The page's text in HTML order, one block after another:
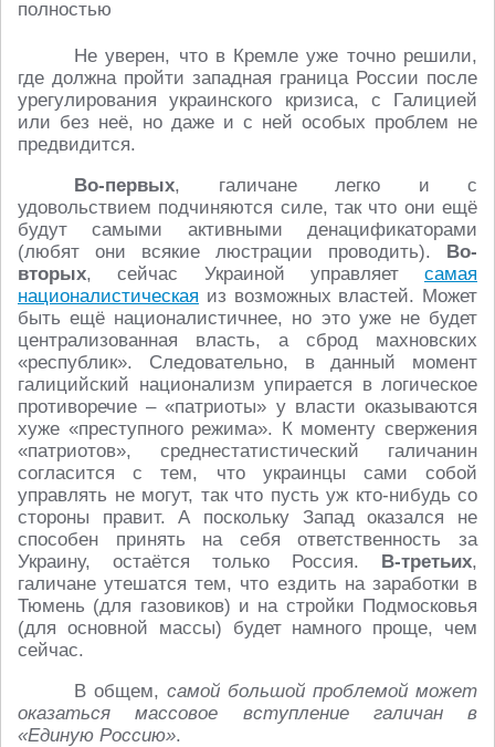
Не уверен, что в Кремле уже точно решили,
где должна пройти западная граница России после
урегулирования украинского кризиса, с Галицией
или без неё, но даже и с ней особых проблем не
предвидится.
Во-первых, галичане легко и с
удовольствием подчиняются силе, так что они ещё
будут самыми активными денацификаторами
(любят они всякие люстрации проводить). Во-
вторых, сейчас Украиной управляет самая
националистическая из возможных властей. Может
быть ещё националистичнее, но это уже не будет
централизованная власть, а сброд махновских
«республик». Следовательно, в данный момент
галицийский национализм упирается в логическое
противоречие – «патриоты» у власти оказываются
хуже «преступного режима». К моменту свержения
«патриотов», среднестатистический галичанин
согласится с тем, что украинцы сами собой
управлять не могут, так что пусть уж кто-нибудь со
стороны правит. А поскольку Запад оказался не
способен принять на себя ответственность за
Украину, остаётся только Россия. В-третьих,
галичане утешатся тем, что ездить на заработки в
Тюмень (для газовиков) и на стройки Подмосковья
(для основной массы) будет намного проще, чем
сейчас.
В общем, самой большой проблемой может
оказаться массовое вступление галичан в
«Единую Россию».